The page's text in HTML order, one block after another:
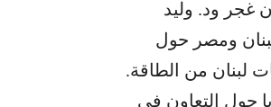
غجر ود. وليد
تفاهم بين لبنان ومصر حول
لبنان من الطاقة.
حول التعاون في